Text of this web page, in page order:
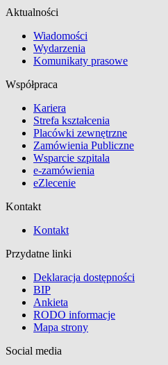
Aktualności
Wiadomości
Wydarzenia
Komunikaty prasowe
Współpraca
Kariera
Strefa kształcenia
Placówki zewnętrzne
Zamówienia Publiczne
Wsparcie szpitala
e-zamówienia
eZlecenie
Kontakt
Kontakt
Przydatne linki
Deklaracja dostępności
BIP
Ankieta
RODO informacje
Mapa strony
Social media